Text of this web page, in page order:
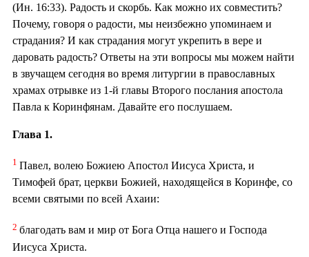
(Ин. 16:33). Радость и скорбь. Как можно их совместить?
Почему, говоря о радости, мы неизбежно упоминаем и
страдания? И как страдания могут укрепить в вере и
даровать радость? Ответы на эти вопросы мы можем найти
в звучащем сегодня во время литургии в православных
храмах отрывке из 1-й главы Второго послания апостола
Павла к Коринфянам. Давайте его послушаем.
Глава 1.
1 Павел, волею Божиею Апостол Иисуса Христа, и
Тимофей брат, церкви Божией, находящейся в Коринфе, со
всеми святыми по всей Ахаии:
2 благодать вам и мир от Бога Отца нашего и Господа
Иисуса Христа.